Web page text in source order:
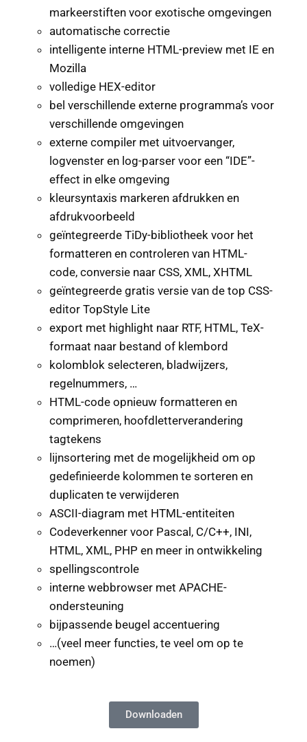
markeerstiften voor exotische omgevingen
automatische correctie
intelligente interne HTML-preview met IE en
Mozilla
volledige HEX-editor
bel verschillende externe programma’s voor
verschillende omgevingen
externe compiler met uitvoervanger,
logvenster en log-parser voor een “IDE”-
effect in elke omgeving
kleursyntaxis markeren afdrukken en
afdrukvoorbeeld
geïntegreerde TiDy-bibliotheek voor het
formatteren en controleren van HTML-
code, conversie naar CSS, XML, XHTML
geïntegreerde gratis versie van de top CSS-
editor TopStyle Lite
export met highlight naar RTF, HTML, TeX-
formaat naar bestand of klembord
kolomblok selecteren, bladwijzers,
regelnummers, …
HTML-code opnieuw formatteren en
comprimeren, hoofdletterverandering
tagtekens
lijnsortering met de mogelijkheid om op
gedefinieerde kolommen te sorteren en
duplicaten te verwijderen
ASCII-diagram met HTML-entiteiten
Codeverkenner voor Pascal, C/C++, INI,
HTML, XML, PHP en meer in ontwikkeling
spellingscontrole
interne webbrowser met APACHE-
ondersteuning
bijpassende beugel accentuering
…(veel meer functies, te veel om op te
noemen)
Downloaden